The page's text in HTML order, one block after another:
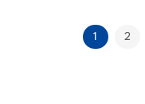
1 2